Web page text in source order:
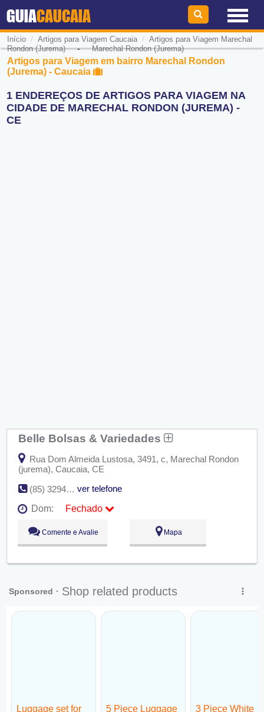
GUIACAUCAIA
Início / Artigos para Viagem Caucaia/ Artigos para Viagem Marechal
Rondon (Jurema)-Marechal Rondon (Jurema)
Artigos para Viagem em bairro Marechal Rondon
(Jurema) - Caucaia
1 ENDEREÇOS DE ARTIGOS PARA VIAGEM NA
CIDADE DE MARECHAL RONDON (JUREMA) -
CE
Belle Bolsas & Variedades
Rua Dom Almeida Lustosa, 3491, c, Marechal Rondon
(jurema), Caucaia, CE
(85) 3294-5219
ver telefone
Dom:
Fechado
Seg:
Ter:
09:00 - 18:00
Qua:
09:00 - 18:00
Sex:
09:00 - 18:00
Dom:
Fechado
Comente e Avalie Mapa